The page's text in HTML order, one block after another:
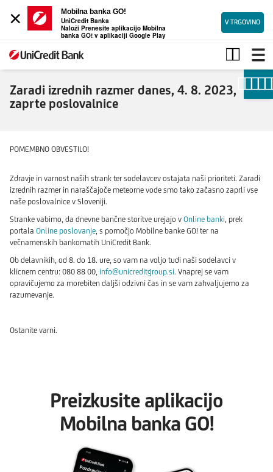
×
Mobilna banka GO!
UniCredit Banka
Naloži Prenesite aplikacijo Mobilna
banka GO! v aplikaciji Google Play
V TRGOVINO
Spremenjen
delovni
čas
poslovalnice
Zaradi izrednih razmer danes, 4. 8. 2023,
zaprte poslovalnice
POMEMBNO OBVESTILO!
Zdravje in varnost naših strank ter sodelavcev ostajata naši prioriteti. Zaradi
izrednih razmer in naraščajoče meteorne vode smo tako začasno zaprli vse
naše poslovalnice v Sloveniji.
Stranke vabimo, da dnevne bančne storitve urejajo v Online banki, prek
portala Online poslovanje, s pomočjo Mobilne banke GO! ter na
večnamenskih bankomatih UniCredit Bank.
Ob delavnikih, od 8. do 18. ure, so vam na voljo tudi naši sodelavci v
klicnem centru: 080 88 00, info@unicreditgroup.si. Vnaprej se vam
opravičujemo za morebiten daljši odzivni čas in se vam zahvaljujemo za
razumevanje.
Ostanite varni.
Preizkusite aplikacijo
Mobilna banka GO!